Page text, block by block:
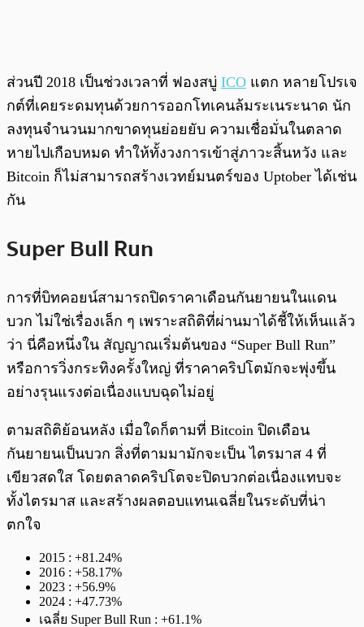
ส่วนปี 2018 เป็นช่วงเวลาที่ ฟองสบู่ ICO แตก หลายโปรเจ
กต์ที่เคยระดมทุนด้วยการออกโทเคนล้มระเนระนาด นัก
ลงทุนจำนวนมากขาดทุนย่อยยับ ความเชื่อมั่นในตลาด
หายไปเกือบหมด ทำให้ทั้งวงการเข้าสู่ภาวะสิ้นหวัง และ
Bitcoin ก็ไม่สามารถสร้างเวทย์มนตร์ของ Uptober ได้เช่น
กัน
Super Bull Run
การที่บิทคอยน์สามารถปิดราคาเดือนกันยายนในแดน
บวก ไม่ใช่เรื่องเล็ก ๆ เพราะสถิติที่ผ่านมาได้ชี้ให้เห็นแล้ว
ว่า นี่คือหนึ่งใน สัญญาณเริ่มต้นของ “Super Bull Run”
หรือการวิ่งกระทิงครั้งใหญ่ ที่ราคาคริปโตมักจะพุ่งขึ้น
อย่างรุนแรงต่อเนื่องแบบฉุดไม่อยู่
ตามสถิติย้อนหลัง เมื่อใดก็ตามที่ Bitcoin ปิดเดือน
กันยายนเป็นบวก สิ่งที่ตามมามักจะเป็น ไตรมาส 4 ที่
เขียวสดใส โดยตลาดคริปโตจะปิดบวกต่อเนื่องแทบจะ
ทั้งไตรมาส และสร้างผลตอบแทนเฉลี่ยในระดับที่น่า
ตกใจ
2015 : +81.24%
2016 : +58.17%
2023 : +56.9%
2024 : +47.73%
เฉลี่ย Super Bull Run : +61.1%